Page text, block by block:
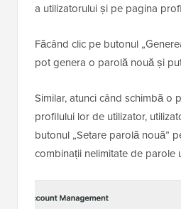
a utilizatorului și pe pagina
Făcând clic pe butonul
pot genera o parolă nouă și
Similar, atunci când schimbă o
profilului lor de utilizator,
butonul „Setare parolă nouă”
combinații nelimitate de parole